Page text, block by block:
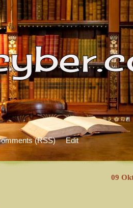
(RSS) Edit
09